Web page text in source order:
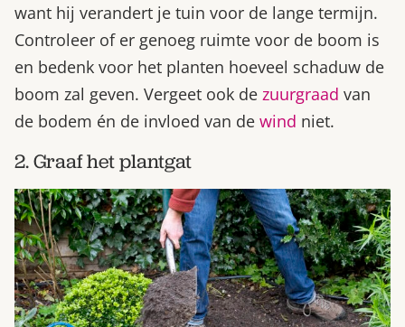
want hij verandert je tuin voor de lange termijn.
Controleer of er genoeg ruimte voor de boom is
en bedenk voor het planten hoeveel schaduw de
boom zal geven. Vergeet ook de zuurgraad van
de bodem én de invloed van de wind niet.
2. Graaf het plantgat